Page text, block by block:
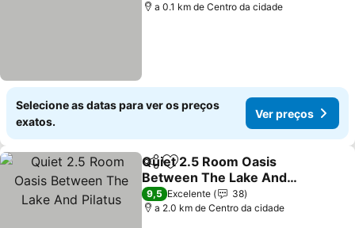
a 0.1 km de Centro da cidade
Selecione as datas para ver os preços
exatos.
Ver preços
PartilharAdicionar aos favoritos
Quiet 2.5 Room Oasis
Between The Lake And
Pilatus
Ver preços
9,5 Excelente
38
a 2.0 km de Centro da cidade